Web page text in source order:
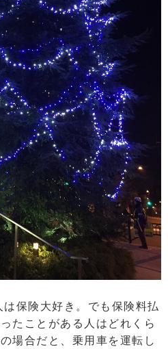
保険大好き。でも保険料払
たことがある人はどれくら
場合だと、乗用車を運転し